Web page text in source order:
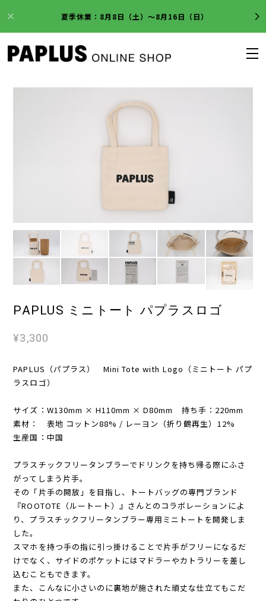
夏季休業：8月8日（土）～8月16日（日）
PAPLUS ミニトート パプラスロゴ
¥3,300
PAPLUS（パプラス） Mini Tote with Logo（ミニトート パプ
ラスロゴ）
サイズ：W130mm × H110mm × D80mm 持ち手：220mm
素材： 表地 コットン88% / レーヨン（折り鶴再生）12%
生産国：中国
プラスチックフリータンブラーでドリンクを持ち帰る際にふさ
がってしまう片手。
その「片手の開放」を目指し、トートバッグの専門ブランド
『ROOTOTE（ルートート）』さんとのコラボレーションによ
り、プラスチックフリータンブラー専用ミニトートを開発しま
した。
スマホを持つ手の指に引っ掛けることで片手がフリーになるだ
けでなく、サイドのポケットにはマドラーやカトラリーを差し
込むこともできます。
また、こんなに小さいのに裏地が施された頑丈な仕立てもこだ